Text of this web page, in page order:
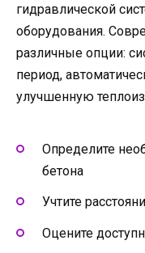
гидравлической
оборудования.
различные опции:
период,
улучшенную
Определите
бетона
Учтите
Оцените